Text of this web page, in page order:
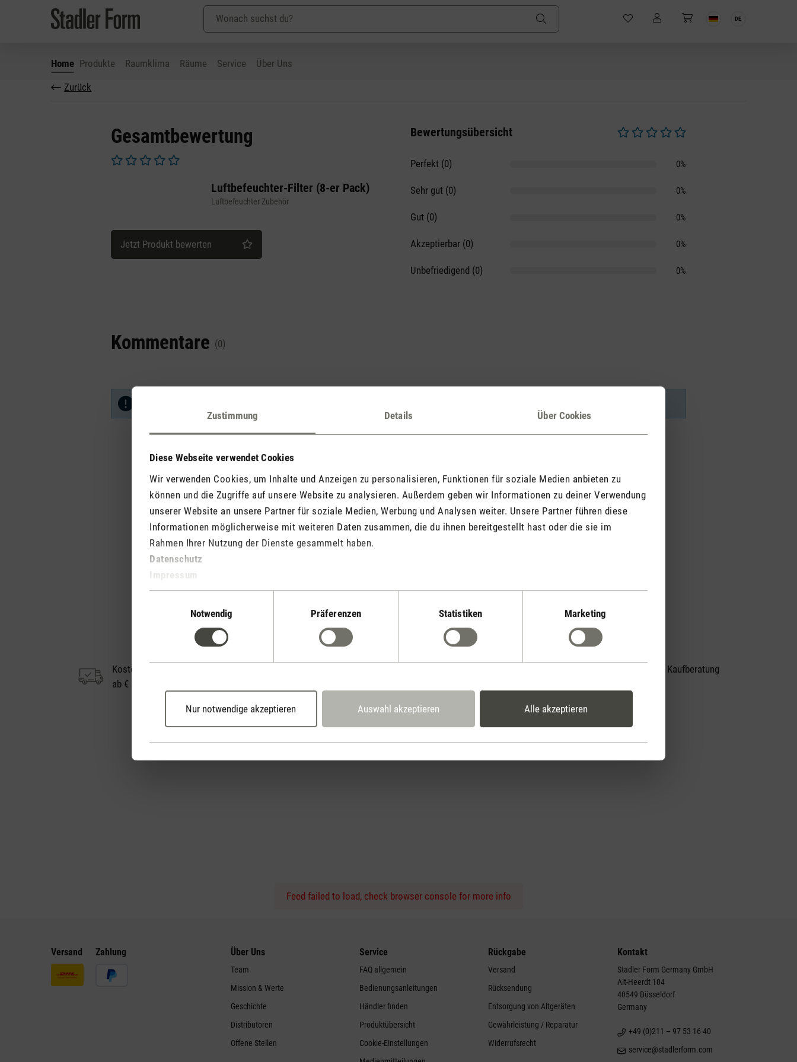
Zustimmung Details Über Cookies
Diese Webseite verwendet Cookies
Wir verwenden Cookies, um Inhalte und Anzeigen zu personalisieren, Funktionen für soziale Medien anbieten zu
können und die Zugriffe auf unsere Website zu analysieren. Außerdem geben wir Informationen zu deiner Verwendung
unserer Website an unsere Partner für soziale Medien, Werbung und Analysen weiter. Unsere Partner führen diese
Informationen möglicherweise mit weiteren Daten zusammen, die du ihnen bereitgestellt hast oder die sie im
Rahmen Ihrer Nutzung der Dienste gesammelt haben.
Datenschutz
Impressum
Notwendig
Präferenzen Statistiken Marketing
Nur notwendige akzeptieren Auswahl akzeptieren Alle akzeptieren
Hauptinhalt springen
Zur Suche springen
Zur Hauptnavigation springen
DE
Home Produkte Raumklima Räume Service
Über Uns
Zurück
Gesamtbewertung
Luftbefeuchter-Filter (8-er Pack)
Luftbefeuchter Zubehör
Jetzt Produkt bewerten
Bewertungsübersicht
Perfekt (0) 0%
Sehr gut (0) 0%
Gut (0) 0%
Akzeptierbar (0) 0%
Unbefriedigend (0) 0%
Kommentare (0)
Jetzt Produkt bewerten
Kostenloser Versand
ab € 50
Persönliche Kaufberatung
Feed failed to load, check browser console for more info
Versand Zahlung Über Uns
Team
Mission & Werte
Geschichte
Distributoren
Offene Stellen
Service
FAQ allgemein
Bedienungsanleitungen
Händler finden
Produktübersicht
Cookie-Einstellungen
Rückgabe
Versand
Rücksendung
Entsorgung von Altgeräten
Gewährleistung / Reparatur
Widerrufsrecht
Kontakt
Stadler Form Germany GmbH
Alt-Heerdt 104
40549 Düsseldorf
Germany
+49 (0)211 – 97 53 16 40
service@stadlerform.com